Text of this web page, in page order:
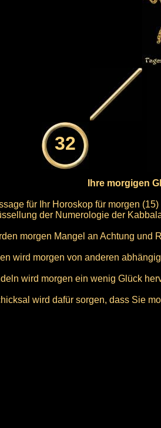
32
Ihre morgigen
für Ihr Horoskop für morgen
der Numerologie der
morgen Mangel an Achtung und
wird morgen von anderen
wird morgen ein wenig Glück
wird dafür sorgen, dass Sie